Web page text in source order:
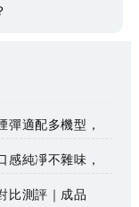
彈適配多機型，
挑設備
感純凈不雜味，
解壓
比測評｜成品